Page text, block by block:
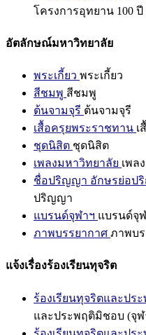
โครงการอุทยาน 100
อัตลักษณ์มหาวิทยาลัย
พระเกี้ยว พระเกี้ยว
สีชมพู สีชมพู
ต้นจามจุรี ต้นจามจุรี
เสื้อครุยพระราชทาน เ
ชุดนิสิต ชุดนิสิต
เพลงมหาวิทยาลัย เพล
ชื่อปริญญา อักษรย่อป
ปริญญา
แบรนด์จุฬาฯ แบรนด์จุ
ภาพบรรยากาศ ภาพบ
แจ้งเรื่องร้องเรียนทุจริต
ร้องเรียนทุจริตและปร
และประพฤติมิชอบ (จุฬ